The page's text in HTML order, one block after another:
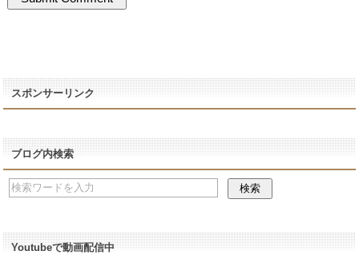
スポンサーリンク
ブログ内検索
Youtubeで動画配信中